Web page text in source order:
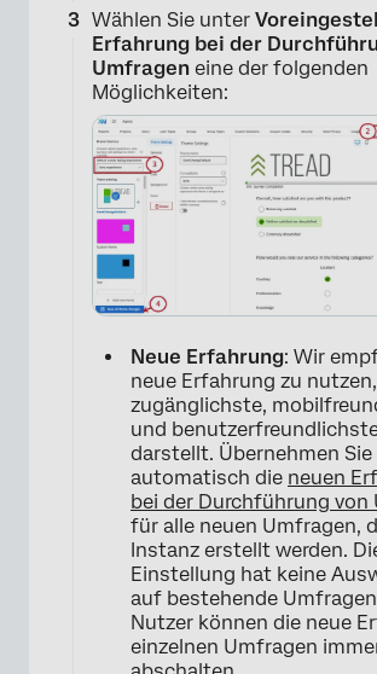
Wählen Sie unter
Erfahrung bei der
Umfragen eine der folgenden
Möglichkeiten:
Neue Erfahrung: Wir
neue Erfahrung zu
zugänglichste,
und
darstellt. Übernehmen Sie
automatisch die neuen
bei der Durchführung von
für alle neuen Umfragen,
Instanz erstellt werden.
Einstellung hat keine
auf bestehende
Nutzer können die neue
einzelnen Umfragen